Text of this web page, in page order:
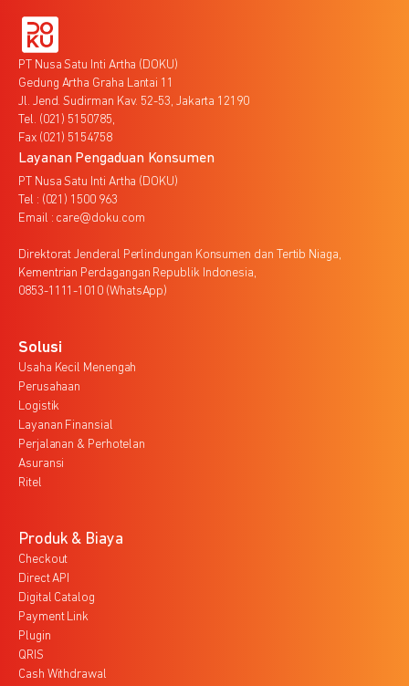
PT Nusa Satu Inti Artha (DOKU)
Gedung Artha Graha Lantai 11
Jl. Jend. Sudirman Kav. 52-53, Jakarta 12190
Tel. (021) 5150785,
Fax (021) 5154758
Layanan Pengaduan Konsumen
PT Nusa Satu Inti Artha (DOKU)
Tel : (021) 1500 963
Email : care@doku.com
Direktorat Jenderal Perlindungan Konsumen dan Tertib Niaga,
Kementrian Perdagangan Republik Indonesia,
0853-1111-1010 (WhatsApp)
Solusi
Usaha Kecil Menengah
Perusahaan
Logistik
Layanan Finansial
Perjalanan & Perhotelan
Asuransi
Ritel
Produk & Biaya
Checkout
Direct API
Digital Catalog
Payment Link
Plugin
QRIS
Cash Withdrawal